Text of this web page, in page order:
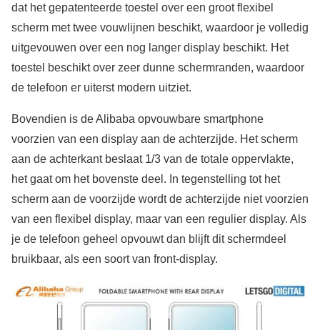
dat het gepatenteerde toestel over een groot flexibel
scherm met twee vouwlijnen beschikt, waardoor je volledig
uitgevouwen over een nog langer display beschikt. Het
toestel beschikt over zeer dunne schermranden, waardoor
de telefoon er uiterst modern uitziet.
Bovendien is de Alibaba opvouwbare smartphone
voorzien van een display aan de achterzijde. Het scherm
aan de achterkant beslaat 1/3 van de totale oppervlakte,
het gaat om het bovenste deel. In tegenstelling tot het
scherm aan de voorzijde wordt de achterzijde niet voorzien
van een flexibel display, maar van een regulier display. Als
je de telefoon geheel opvouwt dan blijft dit schermdeel
bruikbaar, als een soort van front-display.